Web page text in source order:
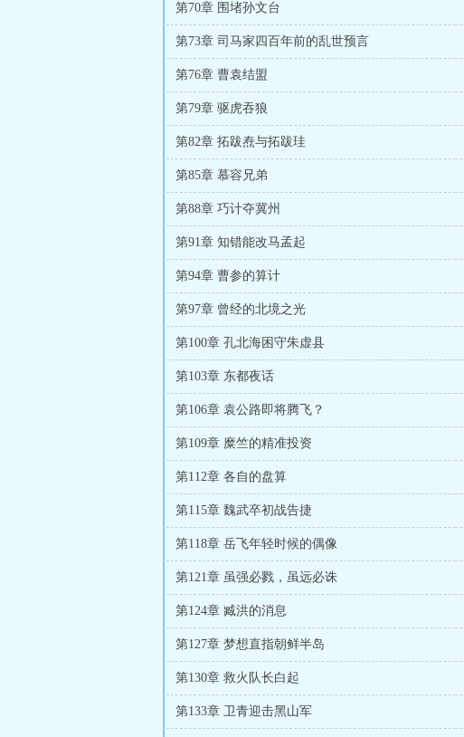
第70章 围堵孙文台
第73章 司马家四百年前的乱世预言
第76章 曹袁结盟
第79章 驱虎吞狼
第82章 拓跋焘与拓跋珪
第85章 慕容兄弟
第88章 巧计夺冀州
第91章 知错能改马孟起
第94章 曹参的算计
第97章 曾经的北境之光
第100章 孔北海困守朱虚县
第103章 东都夜话
第106章 袁公路即将腾飞？
第109章 糜竺的精准投资
第112章 各自的盘算
第115章 魏武卒初战告捷
第118章 岳飞年轻时候的偶像
第121章 虽强必戮，虽远必诛
第124章 臧洪的消息
第127章 梦想直指朝鲜半岛
第130章 救火队长白起
第133章 卫青迎击黑山军